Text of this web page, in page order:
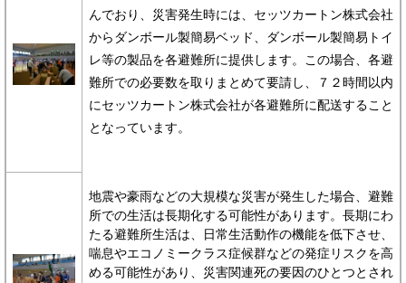
んでおり、災害発生時には、セッツカートン株式会社
からダンボール製簡易ベッド、ダンボール製簡易トイ
レ等の製品を各避難所に提供します。この場合、各避
難所での必要数を取りまとめて要請し、７２時間以内
にセッツカートン株式会社が各避難所に配送すること
となっています。
地震や豪雨などの大規模な災害が発生した場合、避難
所での生活は長期化する可能性があります。長期にわ
たる避難所生活は、日常生活動作の機能を低下させ、
喘息やエコノミークラス症候群などの発症リスクを高
める可能性があり、災害関連死の要因のひとつとされ